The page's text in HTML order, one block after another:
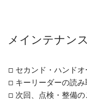
メインテナン
□ セカンド・ハンド
□ キーリーダーの読
□ 次回、点検・整備の